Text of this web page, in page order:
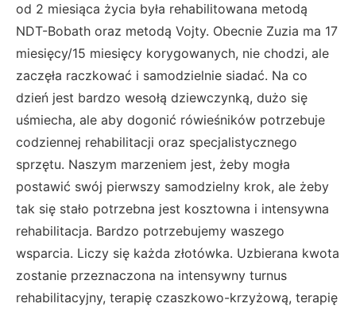
od 2 miesiąca życia była rehabilitowana metodą
NDT-Bobath oraz metodą Vojty. Obecnie Zuzia ma 17
miesięcy/15 miesięcy korygowanych, nie chodzi, ale
zaczęła raczkować i samodzielnie siadać. Na co
dzień jest bardzo wesołą dziewczynką, dużo się
uśmiecha, ale aby dogonić rówieśników potrzebuje
codziennej rehabilitacji oraz specjalistycznego
sprzętu. Naszym marzeniem jest, żeby mogła
postawić swój pierwszy samodzielny krok, ale żeby
tak się stało potrzebna jest kosztowna i intensywna
rehabilitacja. Bardzo potrzebujemy waszego
wsparcia. Liczy się każda złotówka. Uzbierana kwota
zostanie przeznaczona na intensywny turnus
rehabilitacyjny, terapię czaszkowo-krzyżową, terapię